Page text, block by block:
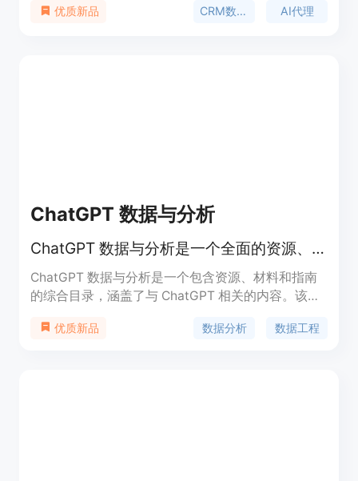
升团队工作效率，减少手动研究工作。主要优点有：
优质新品 CRM数据丰富 AI代理
ChatGPT 数据与分析
ChatGPT 数据与分析是一个全面的资源、材料和指南目录，旨在帮助您掌握人工智能的艺术。
ChatGPT 数据与分析是一个包含资源、材料和指南
的综合目录，涵盖了与 ChatGPT 相关的内容。该目
提示，可帮助您释放创造力，提高工作效率。提示清
优质新品 数据分析 数据工程